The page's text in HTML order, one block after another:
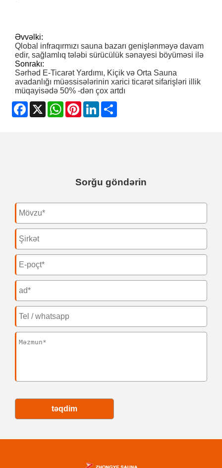
Əvvəlki:
Qlobal infraqırmızı sauna bazarı genişlənməyə davam
edir, sağlamlıq tələbi sürücülük sənayesi böyüməsi ilə
Sonrakı:
Sərhəd E-Ticarət Yardımı, Kiçik və Orta Sauna
avadanlığı müəssisələrinin xarici ticarət sifarişləri illik
müqayisədə 50% -dən çox artdı
Facebook
X WhatsApp
PinterestLinkedIn
Sorğu göndərin
təqdim